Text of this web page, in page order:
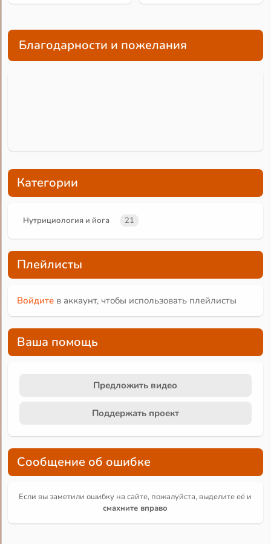
Благодарности и пожелания
Категории
Нутрициология и йога 21
Плейлисты
Войдите в аккаунт, чтобы использовать плейлисты
Ваша помощь
Предложить видео
Поддержать проект
Сообщение об ошибке
Если вы заметили ошибку на сайте, пожалуйста, выделите её и
смахните вправо